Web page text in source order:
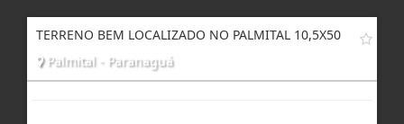
TERRENO BEM LOCALIZADO NO PALMITAL 10,5X50
Palmital - Paranaguá